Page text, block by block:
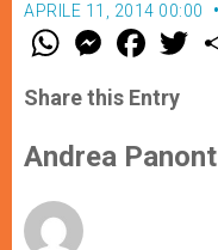
APRILE 11, 2014 00:00
W
t
s
p
p
M
e
s
e
g
e
F
a
e
b
o
k
w
r
Share this Entry
Andrea Panont